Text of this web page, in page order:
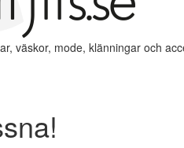
väskor, mode, klänningar och